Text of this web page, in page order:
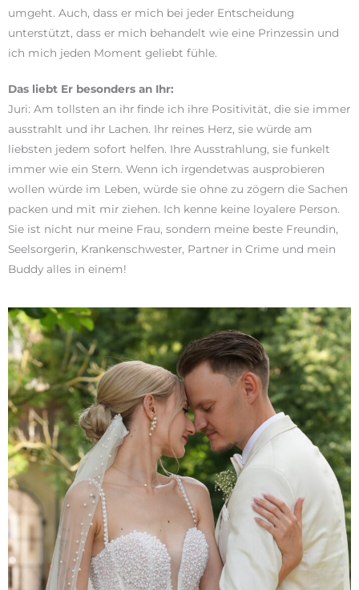
umgeht. Auch, dass er mich bei jeder Entscheidung
unterstützt, dass er mich behandelt wie eine Prinzessin und
ich mich jeden Moment geliebt fühle.
Das liebt Er besonders an Ihr:
Juri: Am tollsten an ihr finde ich ihre Positivität, die sie immer
ausstrahlt und ihr Lachen. Ihr reines Herz, sie würde am
liebsten jedem sofort helfen. Ihre Ausstrahlung, sie funkelt
immer wie ein Stern. Wenn ich irgendetwas ausprobieren
wollen würde im Leben, würde sie ohne zu zögern die Sachen
packen und mit mir ziehen. Ich kenne keine loyalere Person.
Sie ist nicht nur meine Frau, sondern meine beste Freundin,
Seelsorgerin, Krankenschwester, Partner in Crime und mein
Buddy alles in einem!